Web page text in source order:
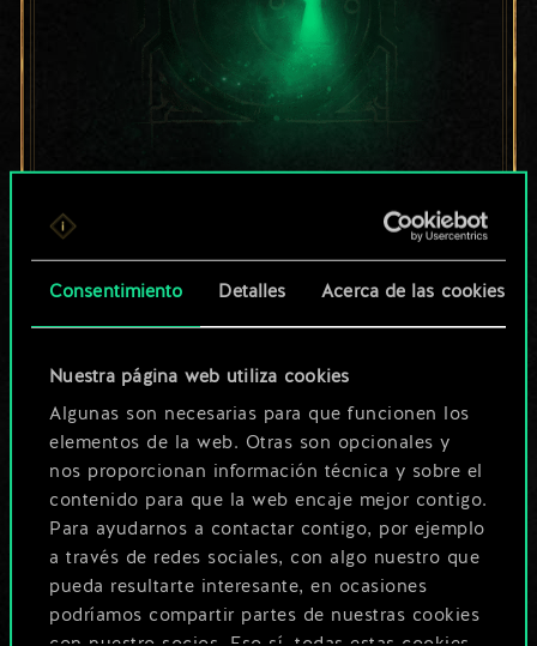
Consentimiento Detalles Acerca de las cookies
Nuestra página web utiliza cookies
Algunas son necesarias para que funcionen los
elementos de la web. Otras son opcionales y
nos proporcionan información técnica y sobre el
contenido para que la web encaje mejor contigo.
Para ayudarnos a contactar contigo, por ejemplo
a través de redes sociales, con algo nuestro que
pueda resultarte interesante, en ocasiones
podríamos compartir partes de nuestras cookies
un conjunto de
cartas compartido.
ser mucho más!
Poner nombre a esta baraja y crear
una guía